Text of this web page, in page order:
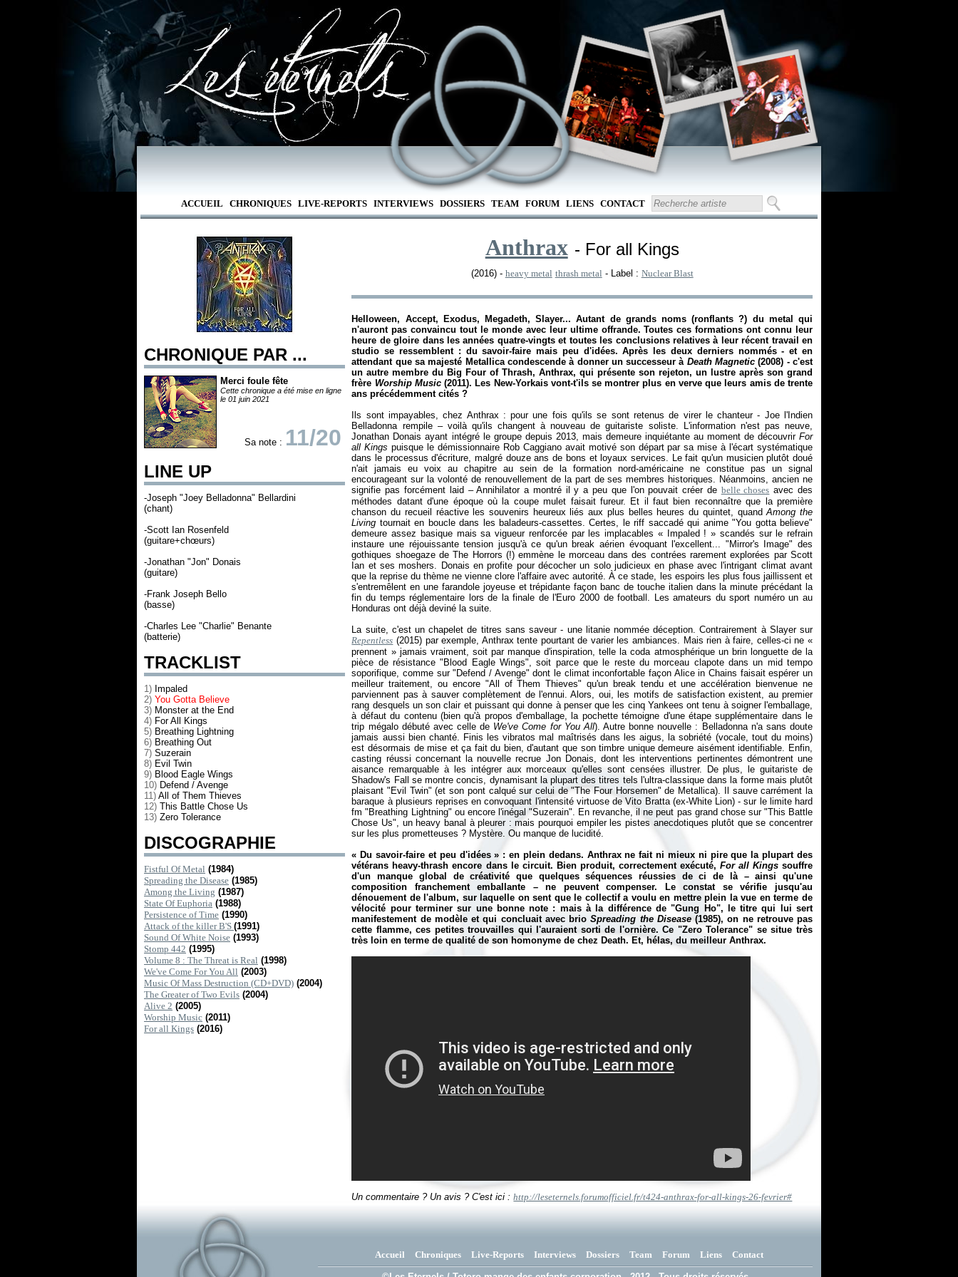
ACCUEIL CHRONIQUES LIVE-REPORTS INTERVIEWS DOSSIERS TEAM FORUM LIENS CONTACT
CHRONIQUE PAR ...
Merci foule fête
Cette chronique a été mise en ligne
le 01 juin 2021
Sa note : 11/20
LINE UP
-Joseph "Joey Belladonna" Bellardini
(chant)
-Scott Ian Rosenfeld
(guitare+chœurs)
-Jonathan "Jon" Donais
(guitare)
-Frank Joseph Bello
(basse)
-Charles Lee "Charlie" Benante
(batterie)
TRACKLIST
1) Impaled
2) You Gotta Believe
3) Monster at the End
4) For All Kings
5) Breathing Lightning
6) Breathing Out
7) Suzerain
8) Evil Twin
9) Blood Eagle Wings
10) Defend / Avenge
11) All of Them Thieves
12) This Battle Chose Us
13) Zero Tolerance
DISCOGRAPHIE
Fistful Of Metal (1984)
Spreading the Disease (1985)
Among the Living (1987)
State Of Euphoria (1988)
Persistence of Time (1990)
Attack of the killer B'S (1991)
Sound Of White Noise (1993)
Stomp 442 (1995)
Volume 8 : The Threat is Real (1998)
We've Come For You All (2003)
Music Of Mass Destruction (CD+DVD) (2004)
The Greater of Two Evils (2004)
Alive 2 (2005)
Worship Music (2011)
For all Kings (2016)
Anthrax - For all Kings
(2016) - heavy metal thrash metal - Label : Nuclear Blast
Helloween, Accept, Exodus, Megadeth, Slayer... Autant de grands noms (ronflants ?) du metal qui
n'auront pas convaincu tout le monde avec leur ultime offrande. Toutes ces formations ont connu leur
heure de gloire dans les années quatre-vingts et toutes les conclusions relatives à leur récent travail en
studio se ressemblent : du savoir-faire mais peu d'idées. Après les deux derniers nommés - et en
attendant que sa majesté Metallica condescende à donner un successeur à Death Magnetic (2008) - c'est
un autre membre du Big Four of Thrash, Anthrax, qui présente son rejeton, un lustre après son grand
frère Worship Music(2011). Les New-Yorkais vont-t'ils se montrer plus en verve que leurs amis de trente
ans précédemment cités ?
Ils sont impayables, chez Anthrax : pour une fois qu'ils se sont retenus de virer le chanteur - Joe l'Indien
Belladonna rempile – voilà qu'ils changent à nouveau de guitariste soliste. L'information n'est pas neuve,
Jonathan Donais ayant intégré le groupe depuis 2013, mais demeure inquiétante au moment de découvrir For
all Kings puisque le démissionnaire Rob Caggiano avait motivé son départ par sa mise à l'écart systématique
dans le processus d'écriture, malgré douze ans de bons et loyaux services. Le fait qu'un musicien plutôt doué
n'ait jamais eu voix au chapitre au sein de la formation nord-américaine ne constitue pas un signal
encourageant sur la volonté de renouvellement de la part de ses membres historiques. Néanmoins, ancien ne
signifie pas forcément laid – Annihilator a montré il y a peu que l'on pouvait créer de belle choses avec des
méthodes datant d'une époque où la coupe mulet faisait fureur. Et il faut bien reconnaître que la première
chanson du recueil réactive les souvenirs heureux liés aux plus belles heures du quintet, quandAmong the
Living tournait en boucle dans les baladeurs-cassettes. Certes, le riff saccadé qui anime "You gotta believe"
demeure assez basique mais sa vigueur renforcée par les implacables «
Impaled !» scandés sur le refrain
instaure une réjouissante tension jusqu'à ce qu'un break aérien évoquant l'excellent... "Mirror's Image" des
gothiques shoegaze de The Horrors (!) emmène le morceau dans des contrées rarement explorées par Scott
Ian et ses moshers. Donais en profite pour décocher un solo judicieux en phase avec l'intrigant climat avant
que la reprise du thème ne vienne clore l'affaire avec autorité. À ce stade, les espoirs les plus fous jaillissent et
s'entremêlent en une farandole joyeuse et trépidante façon banc de touche italien dans la minute précédant la
fin du temps réglementaire lors de la finale de l'Euro 2000 de football. Les amateurs du sport numéro un au
Honduras ont déjà deviné la suite.
La suite, c'est un chapelet de titres sans saveur - une litanie nommée déception. Contrairement à Slayer sur
Repentless (2015) par exemple, Anthrax tente pourtant de varier les ambiances. Mais rien à faire, celles-ci ne «
prennent » jamais vraiment, soit par manque d'inspiration, telle la coda atmosphérique un brin longuette de la
pièce de résistance "Blood Eagle Wings", soit parce que le reste du morceau clapote dans un mid tempo
soporifique, comme sur "Defend / Avenge" dont le climat inconfortable façon Alice in Chains faisait espérer un
meilleur traitement, ou encore "All of Them Thieves" qu'un break tendu et une accélération bienvenue ne
parviennent pas à sauver complètement de l'ennui. Alors, oui, les motifs de satisfaction existent, au premier
rang desquels un son clair et puissant qui donne à penser que les cinq Yankees ont tenu à soigner l'emballage,
à défaut du contenu (bien qu'à propos d'emballage, la pochette témoigne d'une étape supplémentaire dans le
trip mégalo débuté avec celle de We've Come for You All). Autre bonne nouvelle : Belladonna n'a sans doute
jamais aussi bien chanté. Finis les vibratos mal maîtrisés dans les aigus, la sobriété (vocale, tout du moins)
est désormais de mise et ça fait du bien, d'autant que son timbre unique demeure aisément identifiable. Enfin,
casting réussi concernant la nouvelle recrue Jon Donais, dont les interventions pertinentes démontrent une
aisance remarquable à les intégrer aux morceaux qu'elles sont censées illustrer. De plus, le guitariste de
Shadow's Fall se montre concis, dynamisant la plupart des titres tels l'ultra-classique dans la forme mais plutôt
plaisant "Evil Twin" (et son pont calqué sur celui de "The Four Horsemen" de Metallica). Il sauve carrément la
baraque à plusieurs reprises en convoquant l'intensité virtuose de Vito Bratta (ex-White Lion) - sur le limite hard
fm "Breathing Lightning" ou encore l'inégal "Suzerain". En revanche, il ne peut pas grand chose sur "This Battle
Chose Us", un heavy banal à pleurer : mais pourquoi empiler les pistes anecdotiques plutôt que se concentrer
sur les plus prometteuses ? Mystère. Ou manque de lucidité.
« Du savoir-faire et peu d'idées» : en plein dedans. Anthrax ne fait ni mieux ni pire que la plupart des
vétérans heavy-thrash encore dans le circuit. Bien produit, correctement exécuté, For all Kingssouffre
d'un manque global de créativité que quelques séquences réussies de ci de là – ainsi qu'une
composition franchement emballante – ne peuvent compenser. Le constat se vérifie jusqu'au
dénouement de l'album, sur laquelle on sent que le collectif a voulu en mettre plein la vue en terme de
vélocité pour terminer sur une bonne note : mais à la différence de "Gung Ho", le titre qui lui sert
manifestement de modèle et qui concluait avec brioSpreading the Disease(1985), on ne retrouve pas
cette flamme, ces petites trouvailles qui l'auraient sorti de l'ornière. Ce "Zero Tolerance" se situe très
très loin en terme de qualité de son homonyme de chez Death. Et, hélas, du meilleur Anthrax.
Un commentaire ? Un avis ? C'est ici :http://leseternels.forumofficiel.fr/t424-anthrax-for-all-kings-26-fevrier#
Accueil Chroniques Live-Reports Interviews Dossiers Team Forum Liens Contact